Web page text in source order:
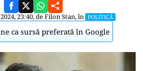
23:40, deFilon Stan, în POLITICĂ
ca sursă preferată în Google